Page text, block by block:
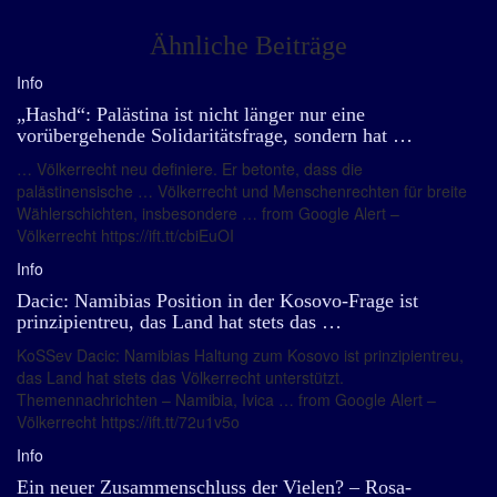
Ähnliche Beiträge
Info
„Hashd“: Palästina ist nicht länger nur eine
vorübergehende Solidaritätsfrage, sondern hat …
… Völkerrecht neu definiere. Er betonte, dass die
palästinensische … Völkerrecht und Menschenrechten für breite
Wählerschichten, insbesondere … from Google Alert –
Völkerrecht https://ift.tt/cbiEuOI
Info
Dacic: Namibias Position in der Kosovo-Frage ist
prinzipientreu, das Land hat stets das …
KoSSev Dacic: Namibias Haltung zum Kosovo ist prinzipientreu,
das Land hat stets das Völkerrecht unterstützt.
Themennachrichten – Namibia, Ivica … from Google Alert –
Völkerrecht https://ift.tt/72u1v5o
Info
Ein neuer Zusammenschluss der Vielen? – Rosa-